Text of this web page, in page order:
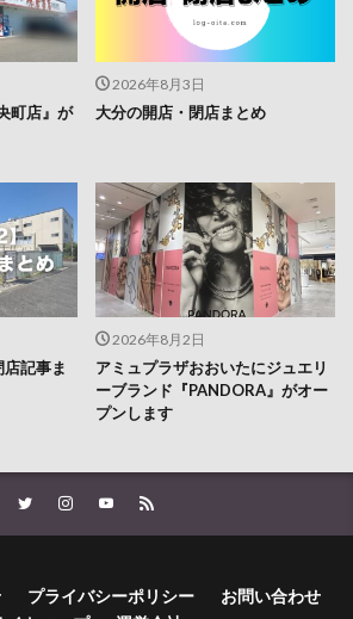
町店』が
2026年8月3日
大分の開店・閉店まとめ
記事ま
2026年8月2日
アミュプラザおおいたにジュエリ
ーブランド『PANDORA』がオー
プンします
プライバシーポリシー
お問い合わせ